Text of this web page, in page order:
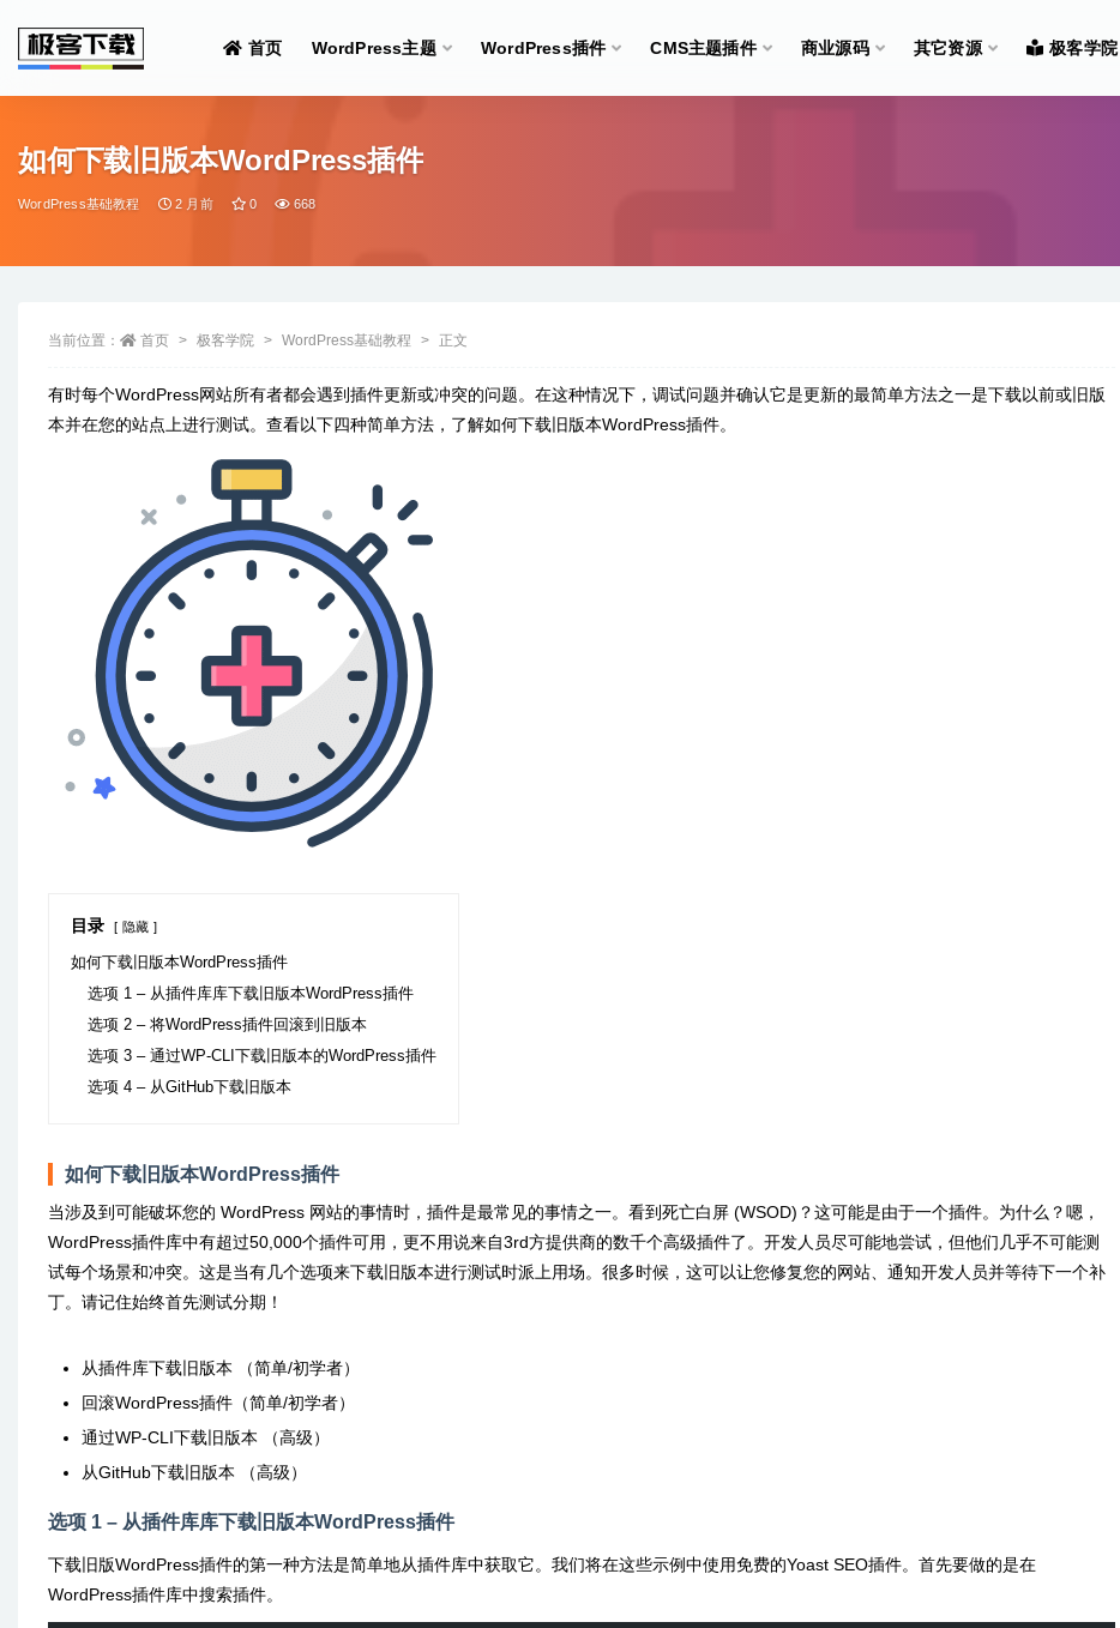
首页 WordPress主题 WordPress插件 CMS主题插件 商业源码 其它资源 极客学院
如何下载旧版本WordPress插件
WordPress基础教程 2 月前 0 668
当前位置： 首页 极客学院 WordPress基础教程 正文
有时每个WordPress网站所有者都会遇到插件更新或冲突的问题。在这种情况下，调试问题并确认它是更新的最简单方法之一是下载以前或旧版
本并在您的站点上进行测试。查看以下四种简单方法，了解如何下载旧版本WordPress插件。
目录 隐藏
如何下载旧版本WordPress插件
选项 1 – 从插件库库下载旧版本WordPress插件
选项 2 – 将WordPress插件回滚到旧版本
选项 3 – 通过WP-CLI下载旧版本的WordPress插件
选项 4 – 从GitHub下载旧版本
如何下载旧版本WordPress插件
当涉及到可能破坏您的 WordPress 网站的事情时，插件是最常见的事情之一。看到死亡白屏 (WSOD)？这可能是由于一个插件。为什么？嗯，
WordPress插件库中有超过50,000个插件可用，更不用说来自3rd方提供商的数千个高级插件了。开发人员尽可能地尝试，但他们几乎不可能测
试每个场景和冲突。这是当有几个选项来下载旧版本进行测试时派上用场。很多时候，这可以让您修复您的网站、通知开发人员并等待下一个补
丁。请记住始终首先测试分期！
从插件库下载旧版本 （简单/初学者）
回滚WordPress插件（简单/初学者）
通过WP-CLI下载旧版本 （高级）
从GitHub下载旧版本 （高级）
选项 1 – 从插件库库下载旧版本WordPress插件
下载旧版WordPress插件的第一种方法是简单地从插件库中获取它。我们将在这些示例中使用免费的Yoast SEO插件。首先要做的是在
WordPress插件库中搜索插件。